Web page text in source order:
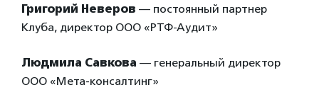
Григорий Неверов — постоянный партнер
Клуба, директор ООО «РТФ-Аудит»
Людмила Савкова — генеральный директор
ООО «Мета-консалтинг»